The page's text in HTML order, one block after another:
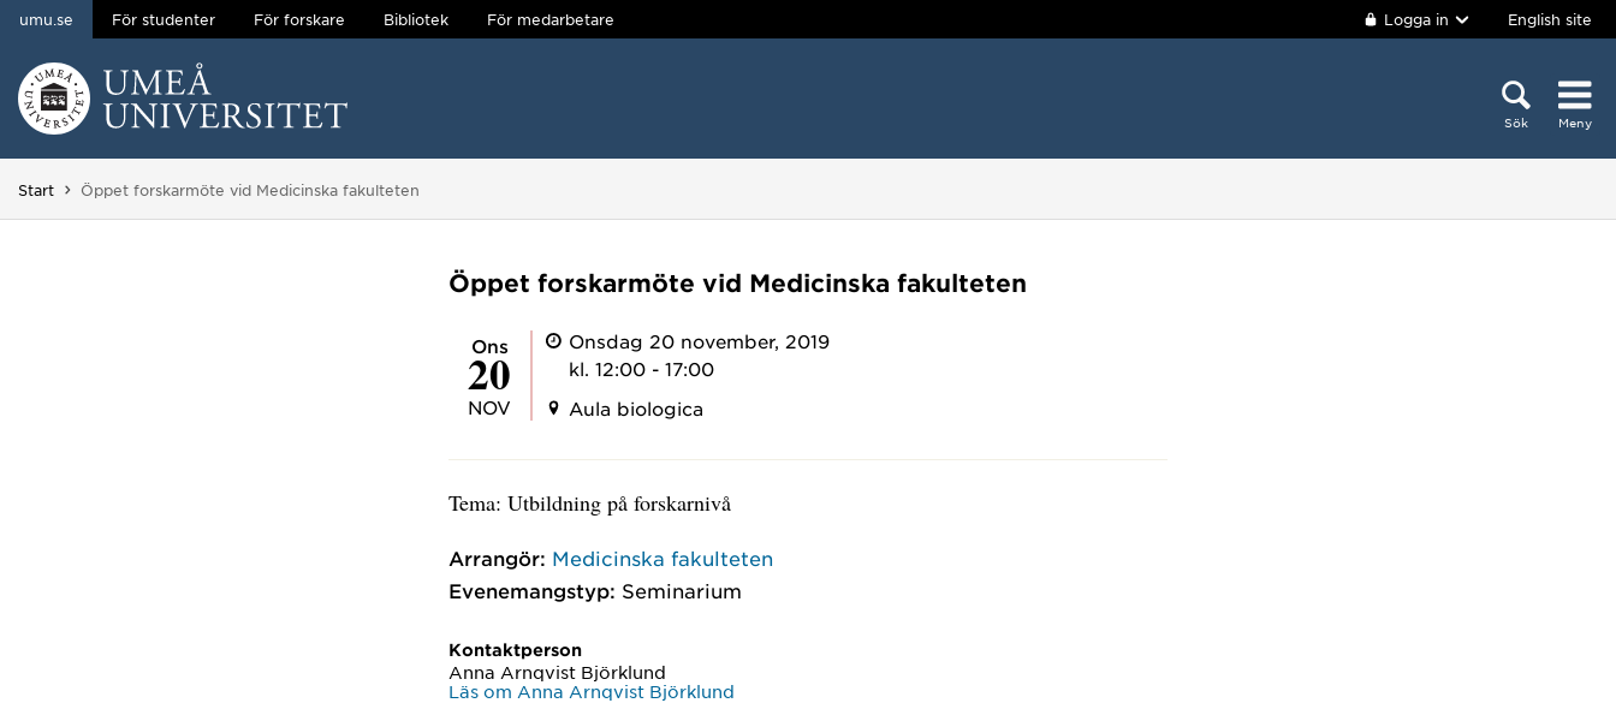
Hoppa direkt till innehållet
umu.se För studenter För forskare Bibliotek För medarbetare Logga in English site
Sök Meny
Huvudmenyn dold.
Start Du är här:
Öppet forskarmöte vid Medicinska fakulteten
Öppet forskarmöte vid Medicinska fakulteten
ons
20
NOV
Onsdag 20 november, 2019
kl. 12:00 - 17:00
Aula biologica
Tema: Utbildning på forskarnivå
Arrangör: Medicinska fakulteten
Evenemangstyp: Seminarium
Kontaktperson
Anna Arnqvist Björklund
Läs om Anna Arnqvist Björklund